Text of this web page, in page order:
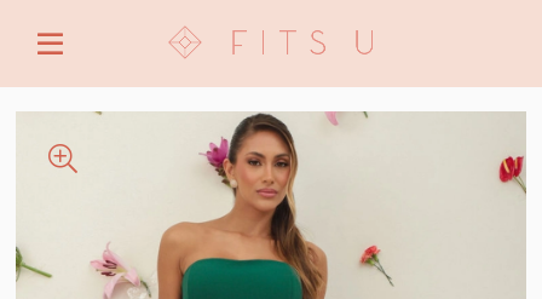
CRIAR NOVA CONTA